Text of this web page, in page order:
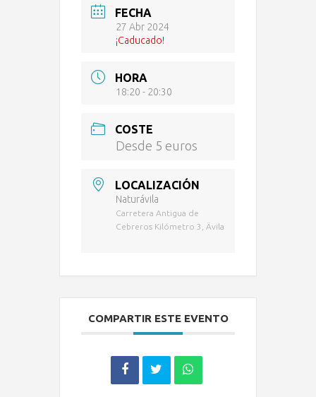
FECHA
27 Abr 2024
¡Caducado!
HORA
18:20 - 20:30
COSTE
Desde 5 euros
LOCALIZACIÓN
Naturávila
Carretera Antigua de
Cebreros Kilómetro 3, Ävila
COMPARTIR ESTE EVENTO